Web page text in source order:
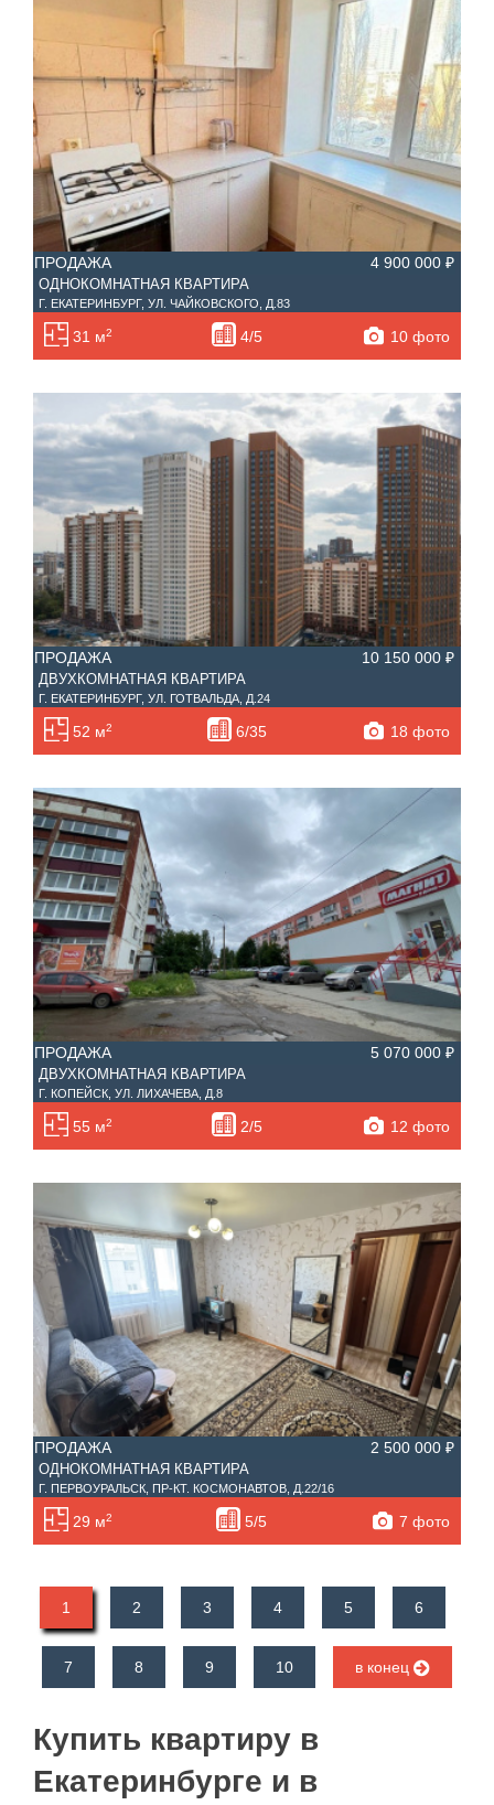
ПРОДАЖА 4 900 000 ₽
ОДНОКОМНАТНАЯ КВАРТИРА
Г. ЕКАТЕРИНБУРГ, УЛ. ЧАЙКОВСКОГО, Д.83
31 м2 4/5 10 фото
ПРОДАЖА 10 150 000 ₽
ДВУХКОМНАТНАЯ КВАРТИРА
Г. ЕКАТЕРИНБУРГ, УЛ. ГОТВАЛЬДА, Д.24
52 м2 6/35 18 фото
ПРОДАЖА 5 070 000 ₽
ДВУХКОМНАТНАЯ КВАРТИРА
Г. КОПЕЙСК, УЛ. ЛИХАЧЕВА, Д.8
55 м2 2/5 12 фото
ПРОДАЖА 2 500 000 ₽
ОДНОКОМНАТНАЯ КВАРТИРА
Г. ПЕРВОУРАЛЬСК, ПР-КТ. КОСМОНАВТОВ, Д.22/16
29 м2 5/5 7 фото
1 2 3 4 5 6
7 8 9 10 в конец
Купить квартиру в
Екатеринбурге и в